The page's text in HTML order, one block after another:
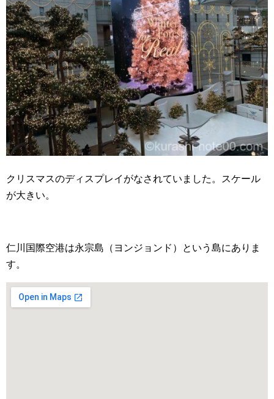
クリスマスのディスプレイがなされていました。スケール
が大きい。
仁川国際空港は永宗島（ヨンジョンド）という島にありま
す。